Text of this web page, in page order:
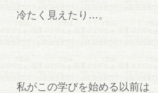
冷たく見えたり…。
私がこの学びを始める以前は